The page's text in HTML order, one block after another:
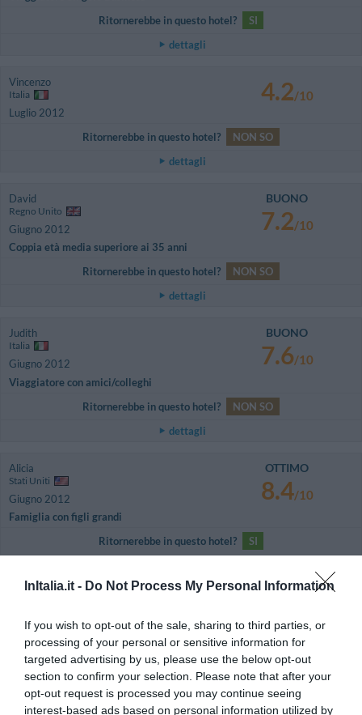
InItalia.it - Do Not Process My Personal Information
If you wish to opt-out of the sale, sharing to third parties, or
processing of your personal or sensitive information for
targeted advertising by us, please use the below opt-out
section to confirm your selection. Please note that after your
opt-out request is processed you may continue seeing
interest-based ads based on personal information utilized by
Ritornerebbe in questo hotel?
SI
dettagli
Vincenzo
Italia
Luglio 2012
4.2/10
Ritornerebbe in questo hotel?
NON SO
dettagli
David
Regno Unito
Giugno 2012
Coppia età media superiore ai 35 anni
BUONO
7.2/10
Ritornerebbe in questo hotel?
NON SO
dettagli
Judith
Italia
Giugno 2012
Viaggiatore con amici/colleghi
BUONO
7.6/10
Ritornerebbe in questo hotel?
NON SO
dettagli
Alicia
Stati Uniti
Giugno 2012
Famiglia con figli grandi
OTTIMO
8.4/10
Ritornerebbe in questo hotel?
SI
Giugno 2012
Coppia età media superiore ai 35 anni
9.3/10
Faible différence entre le prix sur internet et le prix affiché.
Ritornerebbe in questo hotel?
SI